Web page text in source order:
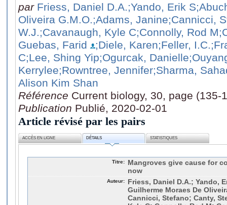
par Friess, Daniel D.A.;Yando, Erik S
Oliveira G.M.O.;Adams, Janine;Cannicci,
W.J.;Cavanaugh, Kyle C;Connolly, Rod M
Guebas, Farid
;Diele, Karen;Feller, I.C.
C;Lee, Shing Yip;Ogurcak, Danielle
Kerrylee;Rowntree, Jennifer;Sharma,
Alison Kim Shan
Référence Current biology, 30, page (135-
Publication Publié, 2020-02-01
Article révisé par les pairs
ACCÈS EN LIGNE DÉTAILS STATISTIQUES
Titre:
Mangroves give cause for
now
Auteur:
Friess, Daniel D.A.; Yando,
Guilherme Moraes De
Cannicci, Stefano; Canty,